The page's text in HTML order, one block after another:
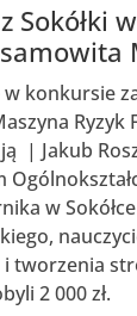
Sokółki
konkursie
Ryzyk
| Jakub
w
tworzenia
2 000 zł.